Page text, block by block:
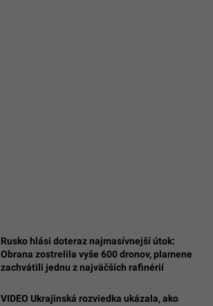
Rusko hlási doteraz najmasívnejší útok:
Obrana zostrelila vyše 600 dronov, plamene
zachvátili jednu z najväčších rafinérií
VIDEO Ukrajinská rozviedka ukázala, ako